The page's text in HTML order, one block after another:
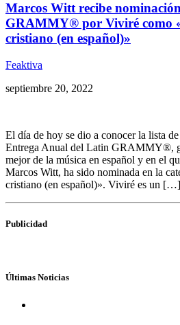
Marcos Witt recibe
GRAMMY® por Viviré como
cristiano (en español)»
Feaktiva
septiembre 20, 2022
El día de hoy se dio a conocer la lista
Entrega Anual del Latin GRAMMY®,
mejor de la música en español y en el
Marcos Witt, ha sido nominada en la
cristiano (en español)». Viviré es un […]
Publicidad
Últimas Noticias